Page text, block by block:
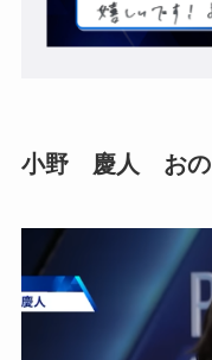
小野 慶人 お